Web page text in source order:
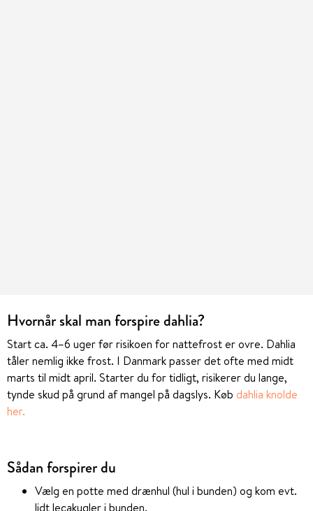
Hvornår skal man forspire dahlia?
Start ca. 4–6 uger før risikoen for nattefrost er ovre. Dahlia
tåler nemlig ikke frost. I Danmark passer det ofte med midt
marts til midt april. Starter du for tidligt, risikerer du lange,
tynde skud på grund af mangel på dagslys. Køb dahlia knolde
her.
Sådan forspirer du
Vælg en potte med drænhul (hul i bunden) og kom evt.
lidt lecakugler i bunden.